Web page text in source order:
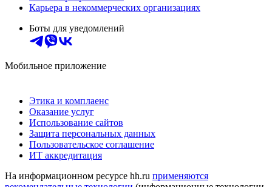
Карьера в некоммерческих организациях
Боты для уведомлений
Мобильное приложение
Этика и комплаенс
Оказание услуг
Использование сайтов
Защита персональных данных
Пользовательское соглашение
ИТ аккредитация
На информационном ресурсе hh.ru применяются